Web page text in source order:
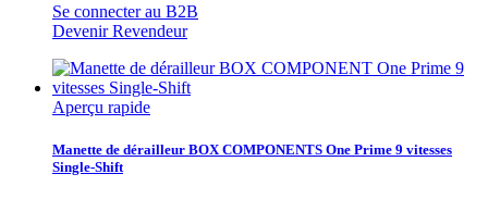
Se connecter au B2B
Devenir Revendeur
Aperçu rapide
Manette de dérailleur BOX COMPONENTS One Prime 9 vitesses
Single-Shift